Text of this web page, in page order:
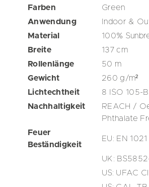
Farben
Green
Anwendung
Indoor &
Material
100%
Breite
137cm
Rollenlänge
50 m
Gewicht
260g/m²
Lichtechtheit
8 ISO 105-
Nachhaltigkeit
REACH /
Phthalate
Feuer
Beständigkeit
EU: EN
UK:
US: UFAC